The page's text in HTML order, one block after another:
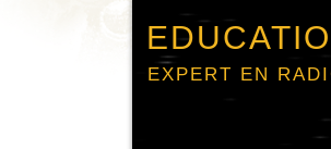
EXPERT EN